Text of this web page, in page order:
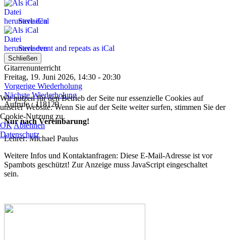
Save iCal
Save event and repeats as iCal
Schließen
Gitarrenunterricht
Freitag, 19. Juni 2026, 14:30 - 20:30
Vorgerige Wiederholung
Nächste Wiederholung
Aufrufe: 118129
Nur nach Vereinbarung!
Lehrer: Michael Paulus
Weitere Infos und Kontaktanfragen: Diese E-Mail-Adresse ist vor
Spambots geschützt! Zur Anzeige muss JavaScript eingeschaltet
sein.
Wir nutzen für den Betrieb der Seite nur essenzielle Cookies auf
unserer Website. Wenn Sie auf der Seite weiter surfen, stimmen Sie der
Cookie-Nutzung zu.
OKAblehnen
Datenschutz